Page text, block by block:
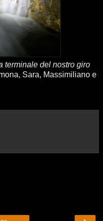
terminale del nostro giro
Sara, Massimiliano e